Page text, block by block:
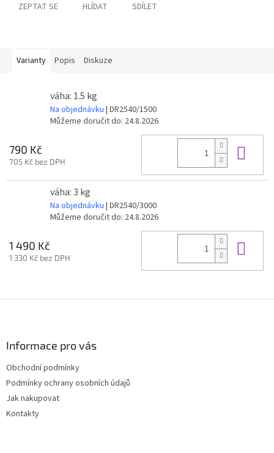
ZEPTAT SE HLÍDAT SDÍLET
Varianty Popis Diskuze
váha: 1.5 kg
Na objednávku | DR2540/1500
Můžeme doručit do: 24.8.2026
790 Kč
705 Kč bez DPH
váha: 3 kg
Na objednávku | DR2540/3000
Můžeme doručit do: 24.8.2026
1 490 Kč
1 330 Kč bez DPH
Informace pro vás
Obchodní podmínky
Podmínky ochrany osobních údajů
Jak nakupovat
Kontakty